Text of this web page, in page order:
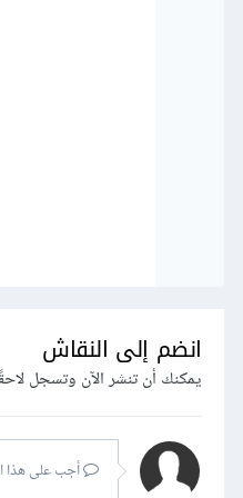
انضم إلى النقاش
يمكنك أن تنشر الآن وتسجل
أجب على هذا